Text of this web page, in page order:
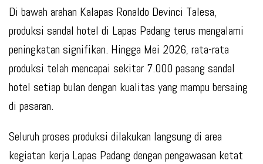
Di bawah arahan Kalapas Ronaldo Devinci Talesa,
produksi sandal hotel di Lapas Padang terus mengalami
peningkatan signifikan. Hingga Mei 2026, rata-rata
produksi telah mencapai sekitar 7.000 pasang sandal
hotel setiap bulan dengan kualitas yang mampu bersaing
di pasaran.
Seluruh proses produksi dilakukan langsung di area
kegiatan kerja Lapas Padang dengan pengawasan ketat